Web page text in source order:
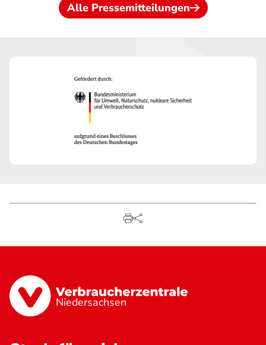
Alle Pressemitteilungen
Niedersachsen